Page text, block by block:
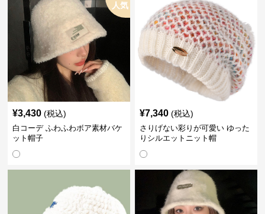
人気
¥3,430 (税込)
白コーデ ふわふわボア素材バケ
ット帽子
¥7,340 (税込)
さりげない彩りが可愛い ゆった
りシルエットニット帽